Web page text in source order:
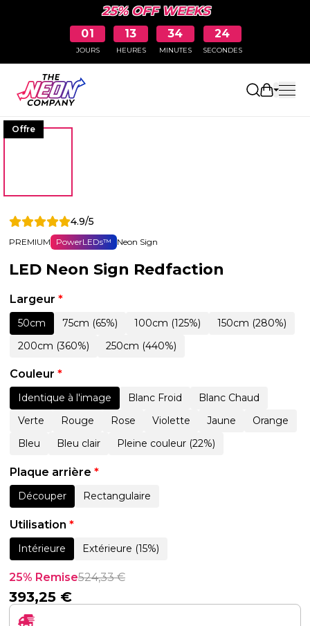
25% OFF WEEKS
01
JOURS
13
HEURES
34
MINUTES
24
SECONDES
Ouvrir
Offre
4.9/5
PREMIUM PowerLEDs™ Neon Sign
LED Neon Sign Redfaction
Largeur *
50cm 75cm (65%) 100cm (125%)
150cm (280%)
200cm (360%)
250cm (440%)
Couleur *
Identique à l'image Blanc Froid
Blanc Chaud
Verte
Rouge Rose Violette Jaune
Orange
Bleu
Bleu clair Pleine couleur (22%)
Plaque arrière *
Découper Rectangulaire
Utilisation *
Intérieure Extérieure (15%)
25% Remise524,33€
393,25 €